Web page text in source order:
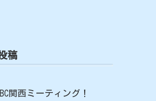
稿
関西ミーティング！